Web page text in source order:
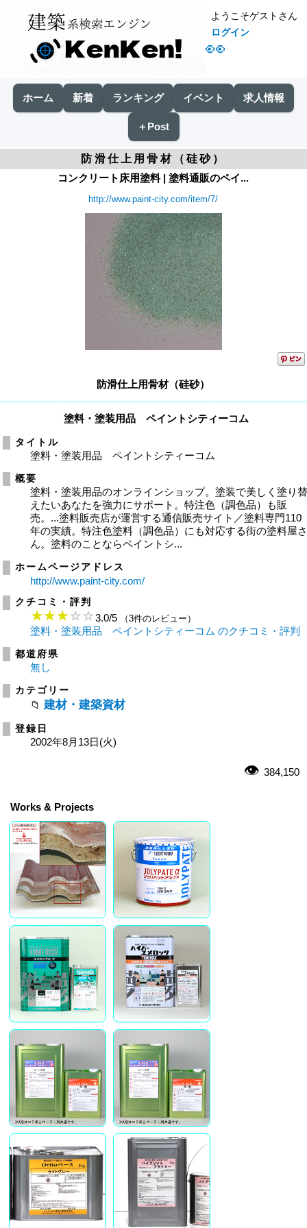
👀
ようこそゲストさん
ログイン
ホーム 新着 ランキング イベント 求人情報
＋Post
防滑仕上用骨材（硅砂）
コンクリート床用塗料 | 塗料通販のペイ...
http://www.paint-city.com/item/7/
防滑仕上用骨材（硅砂）
塗料・塗装用品 ペイントシティーコム
タイトル
塗料・塗装用品 ペイントシティーコム
概要
塗料・塗装用品のオンラインショップ。塗装で美しく塗り
えたいあなたを強力にサポート。特注色（調色品）も販
売。...塗料販売店が運営する通信販売サイト／塗料専門110
年の実績。特注⾊塗料（調⾊品）にも対応する街の塗料屋
ん。塗料のことならペイントシ...
ホームページアドレス
http://www.paint-city.com/
クチコミ・評判
3.0/5 （3件のレビュー）
塗料・塗装用品 ペイントシティーコム のクチコミ・評判
都道府県
無し
カテゴリー
建材・建築資材
登録日
2002年8月13日(火)
384,150
Works & Projects